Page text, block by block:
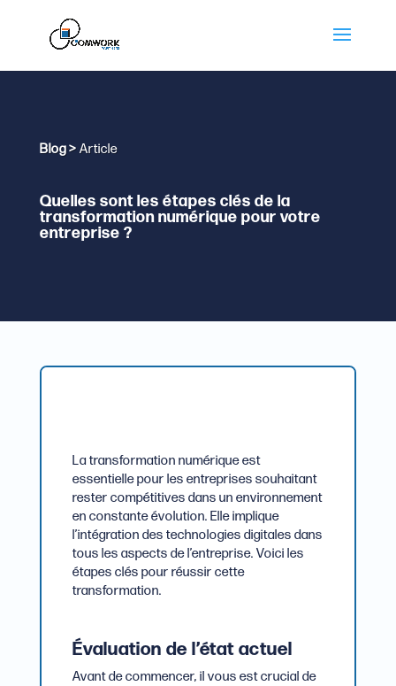
Blog > Article
Quelles sont les étapes clés de la
transformation numérique pour votre
entreprise ?
La transformation numérique est
essentielle pour les entreprises souhaitant
rester compétitives dans un environnement
en constante évolution. Elle implique
l’intégration des technologies digitales dans
tous les aspects de l’entreprise. Voici les
étapes clés pour réussir cette
transformation.
Évaluation de l’état actuel
Avant de commencer, il vous est crucial de